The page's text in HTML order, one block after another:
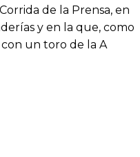
de la Prensa, en
y en la que, como
con un toro de la A